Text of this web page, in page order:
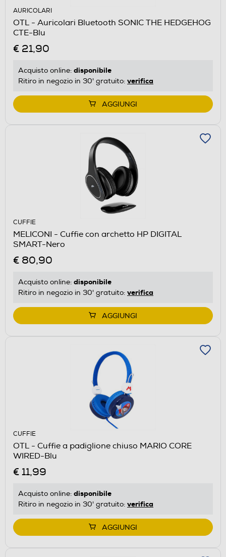
AURICOLARI
OTL - Auricolari Bluetooth SONIC THE HEDGEHOG
CTE-Blu
€ 21,90
Acquisto online: disponibile
Ritiro in negozio in 30' gratuito: verifica
AGGIUNGI
CUFFIE
MELICONI - Cuffie con archetto HP DIGITAL
SMART-Nero
€ 80,90
Acquisto online: disponibile
Ritiro in negozio in 30' gratuito: verifica
AGGIUNGI
CUFFIE
OTL - Cuffie a padiglione chiuso MARIO CORE
WIRED-Blu
€ 11,99
Acquisto online: disponibile
Ritiro in negozio in 30' gratuito: verifica
AGGIUNGI